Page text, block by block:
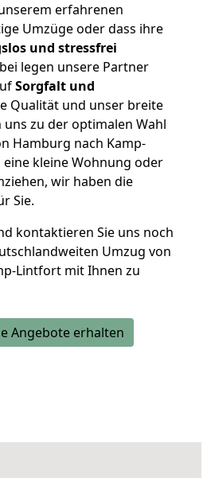
erfahrenen
Umzüge oder dass ihre
und stressfrei
legen unsere Partner
Sorgfalt und
Qualität und unser breite
zu der optimalen Wahl
Hamburg nach Kamp-
kleine Wohnung oder
wir haben die
Sie.
kontaktieren Sie uns noch
Umzug von
Lintfort mit Ihnen zu
Angebote erhalten